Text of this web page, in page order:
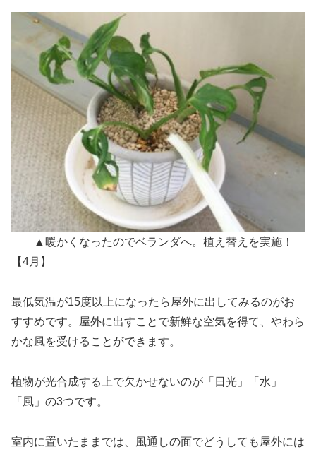
▲暖かくなったのでベランダへ。植え替えを実施！
【4月】
最低気温が15度以上になったら屋外に出してみるのがお
すすめです。屋外に出すことで新鮮な空気を得て、やわら
かな風を受けることができます。
植物が光合成する上で欠かせないのが「日光」「水」
「風」の3つです。
室内に置いたままでは、風通しの面でどうしても屋外には